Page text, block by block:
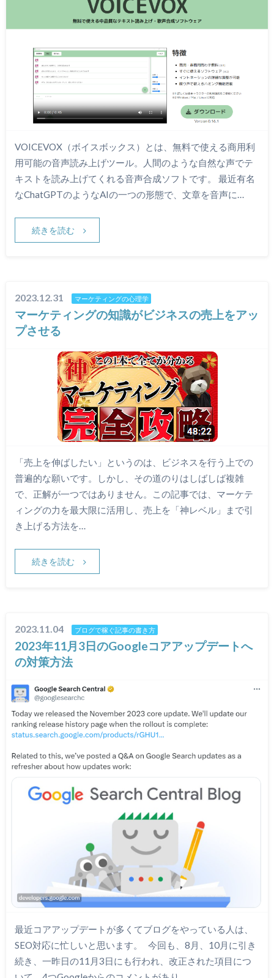
VOICEVOX（ボイスボックス）とは、無料で使える商用利
用可能の音声読み上げツール。人間のような自然な声でテ
キストを読み上げてくれる音声合成ソフトです。 最近有名
なChatGPTのようなAIの一つの形態で、文章を音声に…
続きを読む
2023.12.31 マーケティングの心理学
マーケティングの知識がビジネスの売上をアッ
プさせる
「売上を伸ばしたい」というのは、ビジネスを行う上での
普遍的な願いです。しかし、その道のりはしばしば複雑
で、正解が一つではありません。この記事では、マーケテ
ィングの力を最大限に活用し、売上を「神レベル」まで引
き上げる方法を…
続きを読む
2023.11.04 ブログで稼ぐ記事の書き方
2023年11月3日のGoogleコアアップデートへ
の対策方法
最近コアアップデートが多くてブログをやっている人は、
SEO対応に忙しいと思います。 今回も、8月、10月に引き
続き、一昨日の11月3日にも行われ、改正された項目につ